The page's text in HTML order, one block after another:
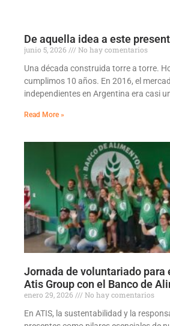
De aquella idea a este
junio 5, 2026
No hay comentarios
Una década construida torre a torre.
cumplimos 10 años. En 2016, el
independientes en Argentina era casi
Read More »
Jornada de voluntariado para
Atis Group con el Banco de
enero 29, 2026
No hay comentarios
En ATIS, la sustentabilidad y la